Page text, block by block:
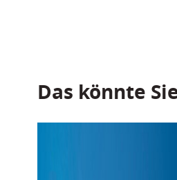
Das könnte